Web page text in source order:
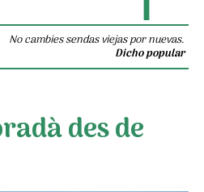
No cambies sendas viejas por nuevas.
Dicho popular
des de